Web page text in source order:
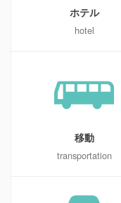
ホテル
hotel
移動
transportation